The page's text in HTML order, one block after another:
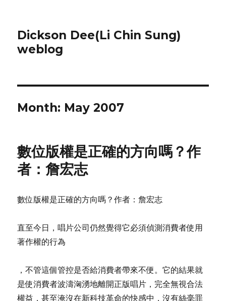
Dickson Dee(Li Chin Sung)
weblog
Month: May 2007
數位版權是正確的方向嗎？作
者：詹宏志
數位版權是正確的方向嗎？作者：詹宏志
直至今日，唱片公司仍然覺得它必須偵測消費者使用
著作權的行為
，不管這個管控是否給消費者帶來不便。它的結果就
是使消費者波濤洶湧地離開正版唱片，完全無視合法
權益，甚至淹沒在新科技革命的快感中，沒有絲毫罪